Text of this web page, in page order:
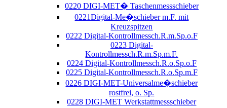
0220 DIGI-MET� Taschenmessschieber
0221Digital-Me�schieber m.F. mit
Kreuzspitzen
0222 Digital-Kontrollmessch.R.m.Sp.o.F
0223 Digital-
Kontrollmessch.R.m.Sp.m.F.
0224 Digital-Kontrollmessch.R.o.Sp.o.F
0225 Digital-Kontrollmessch.R.o.Sp.m.F
0226 DIGI-MET-Universalme�schieber
rostfrei, o. Sp.
0228 DIGI-MET Werkstattmessschieber